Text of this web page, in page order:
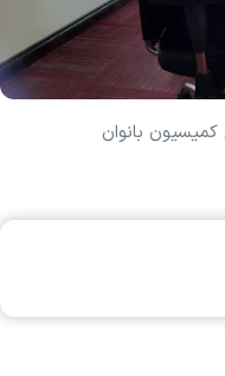
بانوان